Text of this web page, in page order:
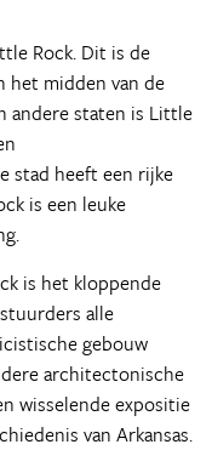
Rock. Dit is de
het midden van de
andere staten is Little
stad heeft een rijke
is een leuke
is het kloppende
alle
gebouw
architectonische
wisselende expositie
van Arkansas.